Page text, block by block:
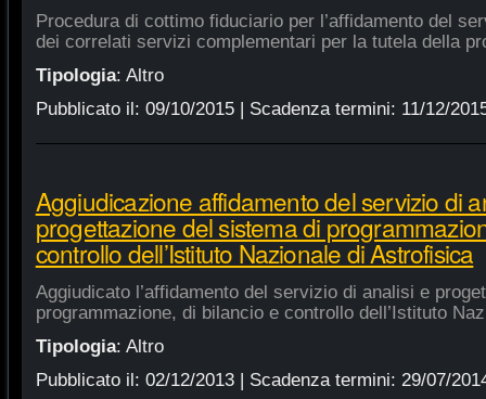
Procedura di cottimo fiduciario per l’affidamento del
dei correlati servizi complementari per la tutela della
Tipologia: Altro
Pubblicato il: 09/10/2015| Scadenza termini: 11/12/
Aggiudicazione affidamento del servizio di
progettazione del sistema di
controllo dell’Istituto Nazionale di Astrofisica
Aggiudicato l’affidamento del servizio di analisi e
programmazione, di bilancio e controllo dell’Istituto
Tipologia: Altro
Pubblicato il: 02/12/2013| Scadenza termini: 29/07/